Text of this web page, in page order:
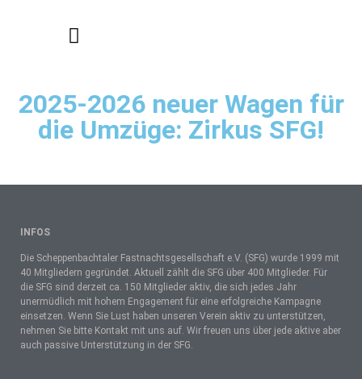
2025-2026 neuer Wagen für
die Umzüge: Zirkus SFG!
INFOS
Die Scheppenbachtaler Fastnachtsgesellschaft e.V. (SFG) wurde 1999 mit
40 Mitgliedern gegründet. Aktuell zählt die SFG über 400 Mitglieder. Für
die SFG sind derzeit ca. 150 Mitglieder aktiv, die sich jedes Jahr
unermüdlich mit hohem Engagement für eine erfolgreiche Kampagne
einsetzen. Wenn Sie Lust haben unseren Verein aktiv zu unterstützen,
nehmen Sie bitte Kontakt mit uns auf. Wir freuen uns über jede aktive aber
auch passive Unterstützung in der SFG.